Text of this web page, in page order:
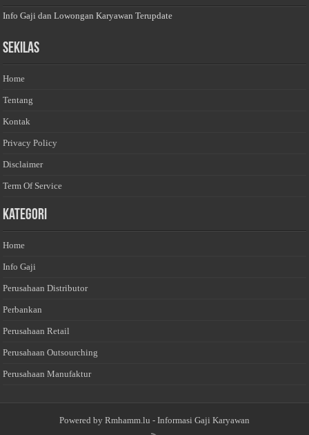
Info Gaji dan Lowongan Karyawan Terupdate
Sekilas
Home
Tentang
Kontak
Privacy Policy
Disclaimer
Term Of Service
Kategori
Home
Info Gaji
Perusahaan Distributor
Perbankan
Perusahaan Retail
Perusahaan Outsourching
Perusahaan Manufaktur
Powered by Rmhamm.lu - Informasi Gaji Karyawan